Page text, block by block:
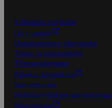
S-Business yrityksille
Oiva-raportit
Osuuskauppojen yhteystiedot
Tilaus- ja toimitusehdot
Tietosuojakäytäntö
Palvelun käyttöehdot
Saavutettavuus
Mobiilisovelluksen saavutettavuus
Mainostajalle